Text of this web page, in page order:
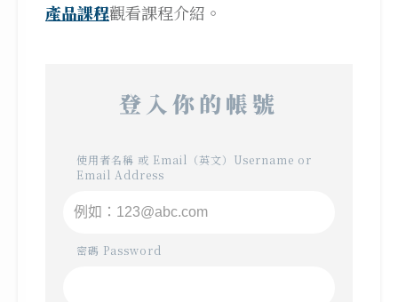
產品課程觀看課程介紹。
登入你的帳號
使用者名稱 或 Email（英文）Username or
Email Address
密碼 Password